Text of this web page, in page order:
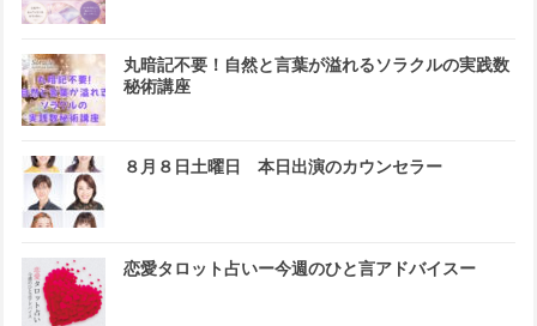
丸暗記不要！自然と言葉が溢れるソラクルの実践数
秘術講座
８月８日土曜日 本日出演のカウンセラー
恋愛タロット占いー今週のひと言アドバイスー